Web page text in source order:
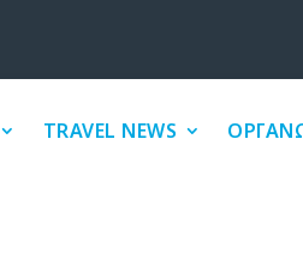
TRAVEL NEWS